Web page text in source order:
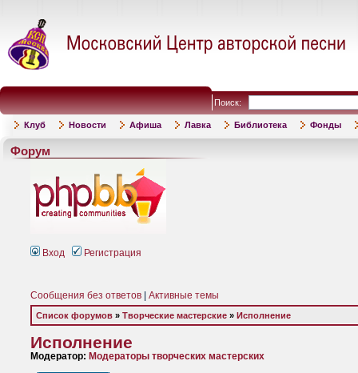
Поиск:
Клуб Новости Афиша Лавка Библиотека Фонды
Форум
Вход Регистрация
Сообщения без ответов Активные темы
Список форумов » Творческие мастерские » Исполнение
Исполнение
Модератор: Модераторы творческих мастерских